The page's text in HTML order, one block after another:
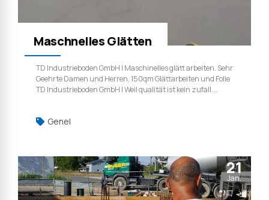
Genel
Maschnelles Glätten
TD Industrieboden GmbH | Maschinelles glätt arbeiten. Sehr
Geehrte Damen und Herren, 150qm Glättarbeiten und Folie
TD Industrieboden GmbH | Weil qualität ist kein zufall.
21
Jan.